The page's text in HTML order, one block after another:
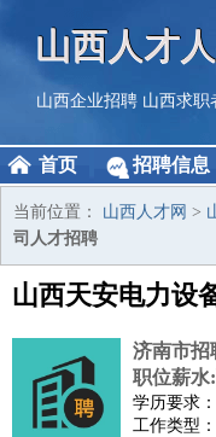
山西人才
山西企业招聘 山西求职
首页 招聘信息
当前位置： 山西人才网 >
司人才招聘
山西天安电力设
济南市招
职位薪水
学历要求
工作类型